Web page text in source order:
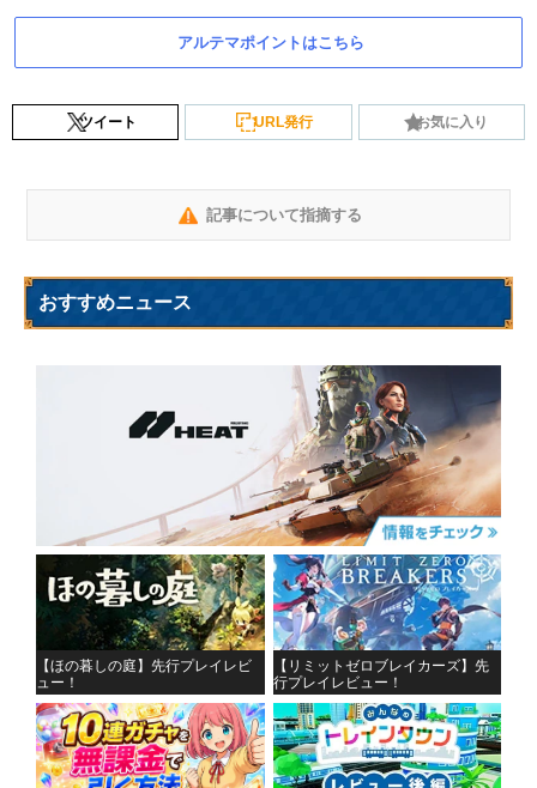
アルテマポイントはこちら
ツイート URL発行 お気に入り
記事について指摘する
おすすめニュース
【ほの暮しの庭】先行プレイレビ
ュー！
【リミットゼロブレイカーズ】先
行プレイレビュー！